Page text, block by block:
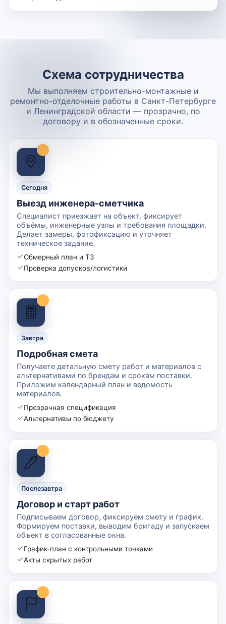
Схема сотрудничества
Мы выполняем строительно-монтажные и
ремонтно-отделочные работы в Санкт-Петербурге
и Ленинградской области — прозрачно, по
договору и в обозначенные сроки.
Сегодня
Выезд инженера-сметчика
Специалист приезжает на объект, фиксирует
объёмы, инженерные узлы и требования площадки.
Делает замеры, фотофиксацию и уточняет
техническое задание.
Обмерный план и ТЗ
Проверка допусков/логистики
Завтра
Подробная смета
Получаете детальную смету работ и материалов с
альтернативами по брендам и срокам поставки.
Приложим календарный план и ведомость
материалов.
Прозрачная спецификация
Альтернативы по бюджету
Послезавтра
Договор и старт работ
Подписываем договор, фиксируем смету и график.
Формируем поставки, выводим бригаду и запускаем
объект в согласованные окна.
График-план с контрольными точками
Акты скрытых работ